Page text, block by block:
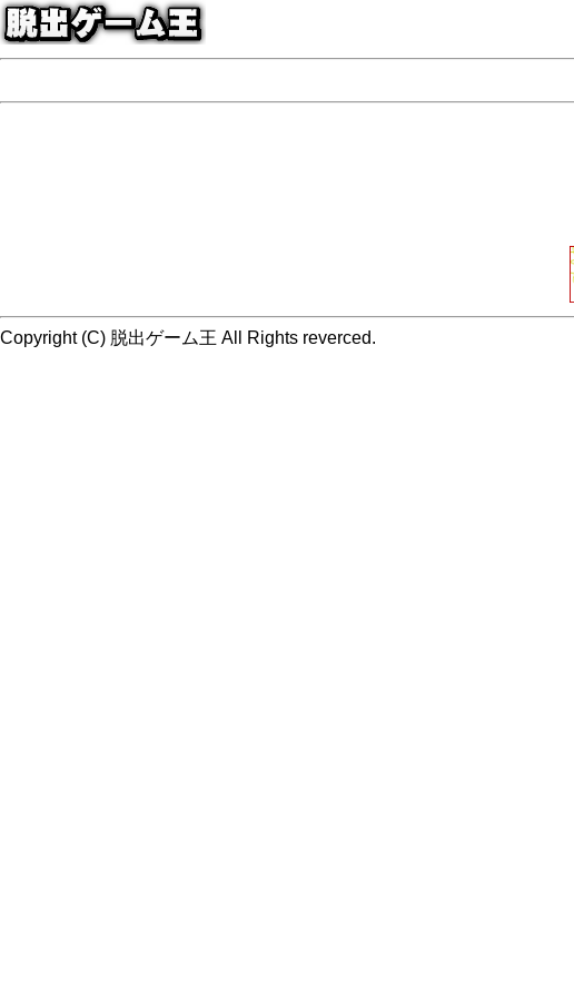
Copyright (C) 脱出ゲーム王 All Rights reverced.